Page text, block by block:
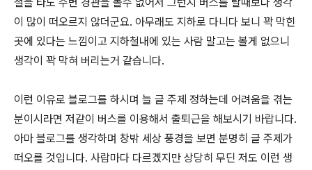
철을 타도 주변 경관을 볼수 없어서 그런지 버스를 탈때보다 생각
이 많이 떠오르지 않더군요. 아무래도 지하로 다니다 보니 꽉 막힌
곳에 있다는 느낌이고 지하철내에 있는 사람 말고는 볼게 없으니
생각이 꽉 막혀 버리는거 같습니다.
이런 이유로 블로그를 하시며 늘 글 주제 정하는데 어려움을 겪는
분이시라면 저같이 버스를 이용해서 출퇴근을 해보시기 바랍니다.
아마 블로그를 생각하며 창밖 세상 풍경을 보면 분명히 글 주제가
떠오를 것입니다. 사람마다 다르겠지만 상당히 무딘 저도 이런 생